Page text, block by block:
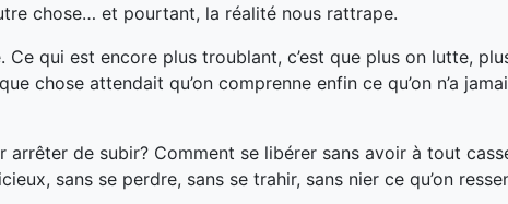
chose… et pourtant, la réalité nous rattrape.
Ce qui est encore plus troublant, c’est que plus on lutte,
chose attendait qu’on comprenne enfin ce qu’on n’a
de subir? Comment se libérer sans avoir à tout
sans se perdre, sans se trahir, sans nier ce qu’on